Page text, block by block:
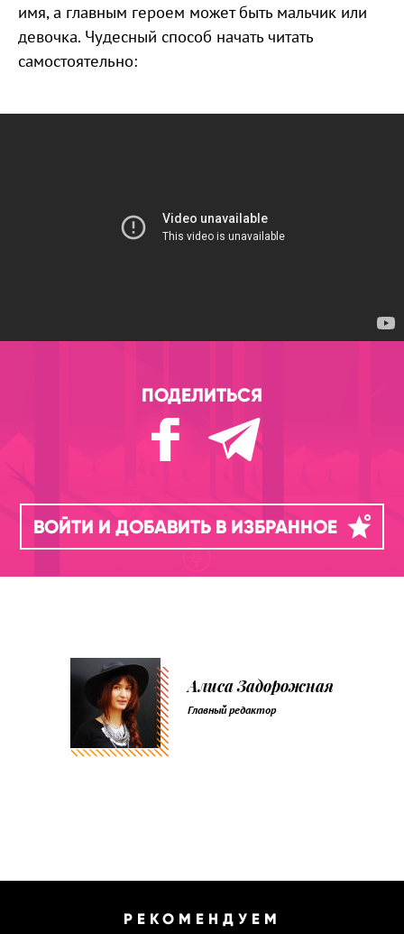
имя, а главным героем может быть мальчик или
девочка. Чудесный способ начать читать
самостоятельно:
ПОДЕЛИТЬСЯ
ВОЙТИ И ДОБАВИТЬ В ИЗБРАННОЕ
Алиса Задорожная
Главный редактор
РЕКОМЕНДУЕМ